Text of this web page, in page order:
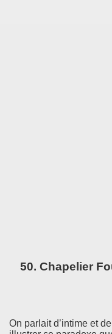
50. Chapelier
On parlait d’intime et